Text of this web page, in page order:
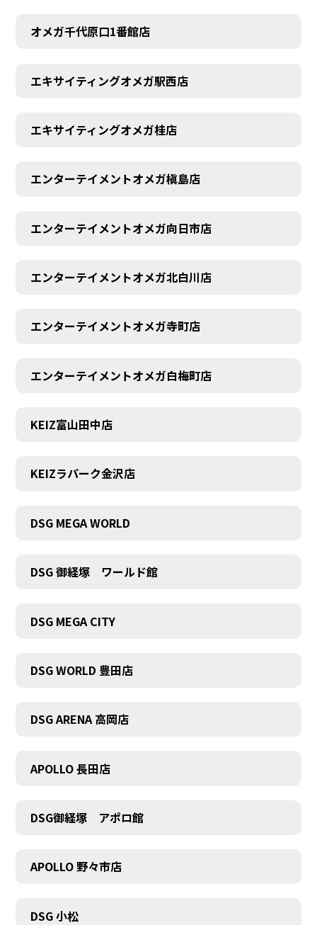
オメガ千代原口1番館店
エキサイティングオメガ駅西店
エキサイティングオメガ桂店
エンターテイメントオメガ槇島店
エンターテイメントオメガ向日市店
エンターテイメントオメガ北白川店
エンターテイメントオメガ寺町店
エンターテイメントオメガ白梅町店
KEIZ富山田中店
KEIZラパーク金沢店
DSG MEGA WORLD
DSG 御経塚 ワールド館
DSG MEGA CITY
DSG WORLD 豊田店
DSG ARENA 高岡店
APOLLO 長田店
DSG御経塚 アポロ館
APOLLO 野々市店
DSG 小松